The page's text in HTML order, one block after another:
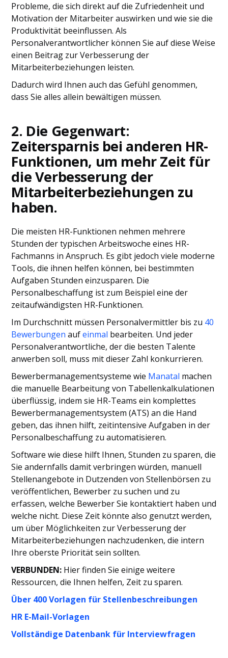
Probleme, die sich direkt auf die Zufriedenheit und
Motivation der Mitarbeiter auswirken und wie sie die
Produktivität beeinflussen. Als
Personalverantwortlicher können Sie auf diese Weise
einen Beitrag zur Verbesserung der
Mitarbeiterbeziehungen leisten.
Dadurch wird Ihnen auch das Gefühl genommen,
dass Sie alles allein bewältigen müssen.
2. Die Gegenwart:
Zeitersparnis bei anderen HR-
Funktionen, um mehr Zeit für
die Verbesserung der
Mitarbeiterbeziehungen zu
haben.
Die meisten HR-Funktionen nehmen mehrere
Stunden der typischen Arbeitswoche eines HR-
Fachmanns in Anspruch. Es gibt jedoch viele moderne
Tools, die ihnen helfen können, bei bestimmten
Aufgaben Stunden einzusparen. Die
Personalbeschaffung ist zum Beispiel eine der
zeitaufwändigsten HR-Funktionen.
Im Durchschnitt müssen Personalvermittler bis zu 40
Bewerbungen aufeinmal bearbeiten. Und jeder
Personalverantwortliche, der die besten Talente
anwerben soll, muss mit dieser Zahl konkurrieren.
Bewerbermanagementsysteme wie Manatal machen
die manuelle Bearbeitung von Tabellenkalkulationen
überflüssig, indem sie HR-Teams ein komplettes
Bewerbermanagementsystem (ATS) an die Hand
geben, das ihnen hilft, zeitintensive Aufgaben in der
Personalbeschaffung zu automatisieren.
Software wie diese hilft Ihnen, Stunden zu sparen, die
Sie andernfalls damit verbringen würden, manuell
Stellenangebote in Dutzenden von Stellenbörsen zu
veröffentlichen, Bewerber zu suchen und zu
erfassen, welche Bewerber Sie kontaktiert haben und
welche nicht. Diese Zeit könnte also genutzt werden,
um über Möglichkeiten zur Verbesserung der
Mitarbeiterbeziehungen nachzudenken, die intern
Ihre oberste Priorität sein sollten.
VERBUNDEN: Hier finden Sie einige weitere
Ressourcen, die Ihnen helfen, Zeit zu sparen.
Über 400 Vorlagen für Stellenbeschreibungen
HR E-Mail-Vorlagen
Vollständige Datenbank für Interviewfragen